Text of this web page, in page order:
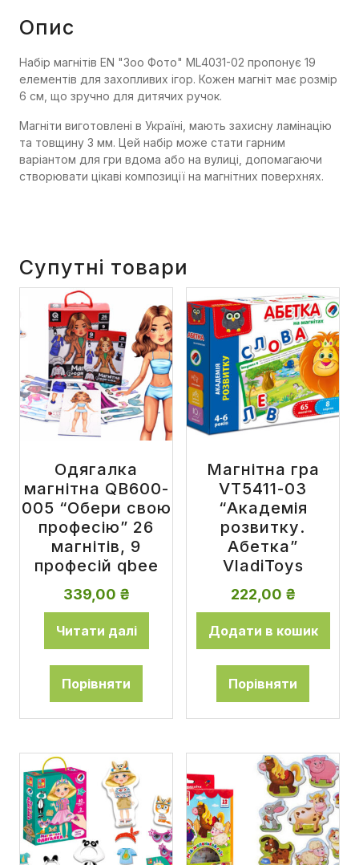
Опис
Набір магнітів EN "Зоо Фото" ML4031-02 пропонує 19
елементів для захопливих ігор. Кожен магніт має розмір
6 см, що зручно для дитячих ручок.
Магніти виготовлені в Україні, мають захисну ламінацію
та товщину 3 мм. Цей набір може стати гарним
варіантом для гри вдома або на вулиці, допомагаючи
створювати цікаві композиції на магнітних поверхнях.
Супутні товари
Одягалка
магнітна QB600-
005 “Обери свою
професію” 26
магнітів, 9
професій qbee
339,00 ₴
Читати далі
Порівняти
Магнітна гра
VT5411-03
“Академія
розвитку.
Абетка”
VladiToys
222,00 ₴
Додати в кошик
Порівняти